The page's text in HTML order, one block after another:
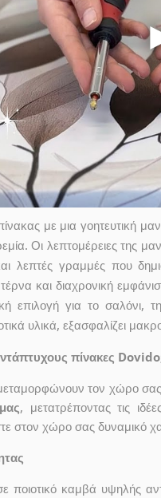
με μια γοητευτική
Οι λεπτομέρειες της
λεπτές γραμμές που
και διαχρονική
επιλογή για το
υλικά, εξασφαλίζει
πίνακες
τον χώρο σας
, μετατρέποντας τις
στον χώρο σας δυναμικό
ποιοτικό καμβά υψηλής